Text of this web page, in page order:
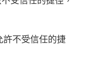
許不受信任的捷